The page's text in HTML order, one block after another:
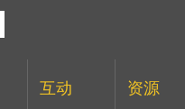
互动 资源